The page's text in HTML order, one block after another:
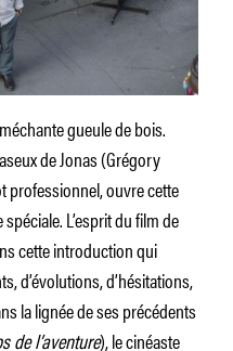
gueule de bois.
de Jonas (Grégory
professionnel, ouvre cette
L’esprit du film de
cette introduction qui
d’évolutions, d’hésitations,
la lignée de ses précédents
de l’aventure), le cinéaste